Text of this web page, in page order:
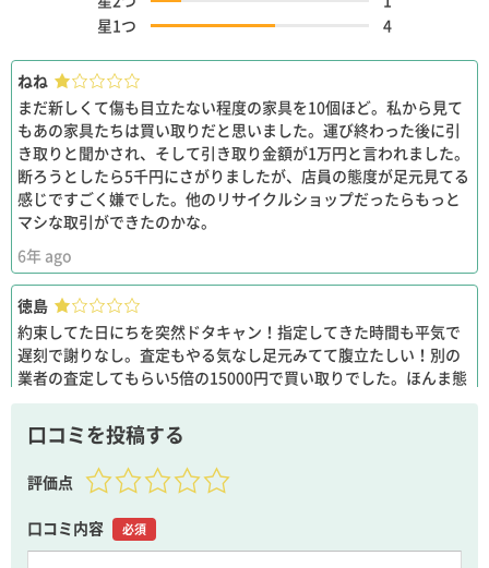
星1つ
4
ねね
まだ新しくて傷も目立たない程度の家具を10個ほど。私から見て
もあの家具たちは買い取りだと思いました。運び終わった後に引
き取りと聞かされ、そして引き取り金額が1万円と言われました。
断ろうとしたら5千円にさがりましたが、店員の態度が足元見てる
感じですごく嫌でした。他のリサイクルショップだったらもっと
マシな取引ができたのかな。
6年 ago
徳島
約束してた日にちを突然ドタキャン！指定してきた時間も平気で
遅刻で謝りなし。査定もやる気なし足元みてて腹立たしい！別の
業者の査定してもらい5倍の15000円で買い取りでした。ほんま態
度が悪いです。
10年 ago
さぶ
店の方針らしいのですが、横にしてしまいましたが1日以上コンセ
ントを挿していない冷蔵庫を買い取ってもらったところ、買取に
口コミを投稿する
評価点
口コミ内容 必須